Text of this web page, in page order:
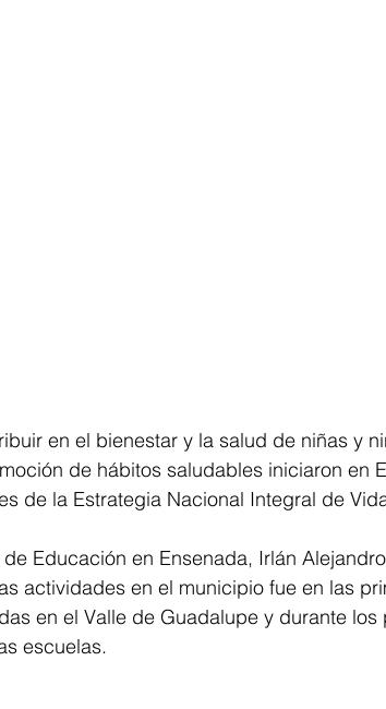
en el bienestar y la salud de niñas y
de hábitos saludables iniciaron en
de la Estrategia Nacional Integral de
Educación en Ensenada, Irlán
actividades en el municipio fue en las
en el Valle de Guadalupe y durante
escuelas.